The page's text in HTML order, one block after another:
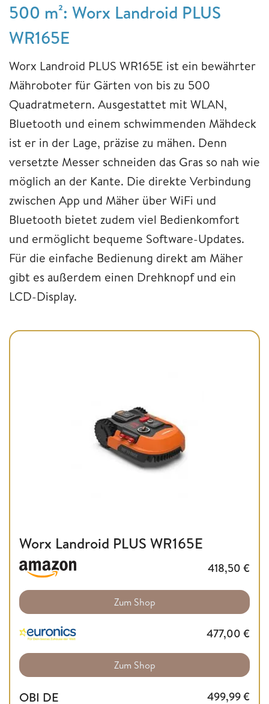
500 m²: Worx Landroid PLUS
WR165E
Worx Landroid PLUS WR165E ist ein bewährter
Mähroboter für Gärten von bis zu 500
Quadratmetern. Ausgestattet mit WLAN,
Bluetooth und einem schwimmenden Mähdeck
ist er in der Lage, präzise zu mähen. Denn
versetzte Messer schneiden das Gras so nah wie
möglich an der Kante. Die direkte Verbindung
zwischen App und Mäher über WiFi und
Bluetooth bietet zudem viel Bedienkomfort
und ermöglicht bequeme Software-Updates.
Für die einfache Bedienung direkt am Mäher
gibt es außerdem einen Drehknopf und ein
LCD-Display.
Worx Landroid PLUS WR165E
418,50 €
Zum Shop
477,00 €
Zum Shop
OBI DE 499,99€